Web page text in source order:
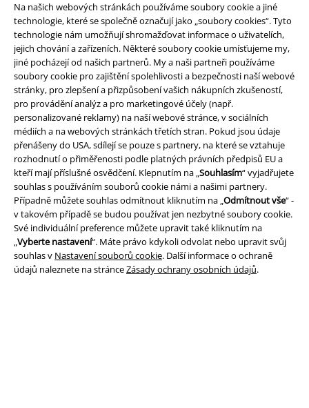
Na našich webových stránkách používáme soubory cookie a jiné
technologie, které se společně označují jako „soubory cookies“. Tyto
technologie nám umožňují shromažďovat informace o uživatelích,
jejich chování a zařízeních. Některé soubory cookie umísťujeme my,
jiné pocházejí od našich partnerů. My a naši partneři používáme
soubory cookie pro zajištění spolehlivosti a bezpečnosti naší webové
stránky, pro zlepšení a přizpůsobení vašich nákupních zkušeností,
pro provádění analýz a pro marketingové účely (např.
personalizované reklamy) na naší webové stránce, v sociálních
médiích a na webových stránkách třetích stran. Pokud jsou údaje
přenášeny do USA, sdílejí se pouze s partnery, na které se vztahuje
rozhodnutí o přiměřenosti podle platných právních předpisů EU a
kteří mají příslušné osvědčení. Klepnutím na „Souhlasím“ vyjadřujete
souhlas s používáním souborů cookie námi a našimi partnery.
Případně můžete souhlas odmítnout kliknutím na „Odmítnout vše“ -
v takovém případě se budou používat jen nezbytné soubory cookie.
Své individuální preference můžete upravit také kliknutím na
„Vyberte nastavení“. Máte právo kdykoli odvolat nebo upravit svůj
souhlas v Nastavení souborů cookie. Další informace o ochraně
údajů naleznete na stránceZásady ochrany osobních údajů.
% Exkluzivní
Kč 409,00
Gothicana by EMP
Gothicana by
Exkluzivní Plus Size
OdKč 1.709,00
Military Drummer
Banned